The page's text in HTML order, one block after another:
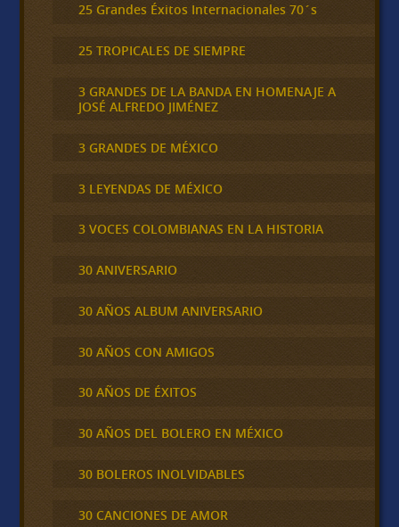
25 Grandes Éxitos Internacionales 70´s
25 TROPICALES DE SIEMPRE
3 GRANDES DE LA BANDA EN HOMENAJE A
JOSÉ ALFREDO JIMÉNEZ
3 GRANDES DE MÉXICO
3 LEYENDAS DE MÉXICO
3 VOCES COLOMBIANAS EN LA HISTORIA
30 ANIVERSARIO
30 AÑOS ALBUM ANIVERSARIO
30 AÑOS CON AMIGOS
30 AÑOS DE ÉXITOS
30 AÑOS DEL BOLERO EN MÉXICO
30 BOLEROS INOLVIDABLES
30 CANCIONES DE AMOR